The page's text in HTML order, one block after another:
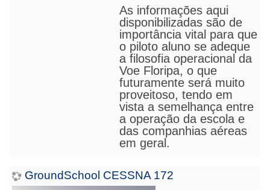
As informações aqui
disponibilizadas são de
importância vital para que
o piloto aluno se adeque
a filosofia operacional da
Voe Floripa, o que
futuramente será muito
proveitoso, tendo em
vista a semelhança entre
a operação da escola e
das companhias aéreas
em geral.
GroundSchool CESSNA 172